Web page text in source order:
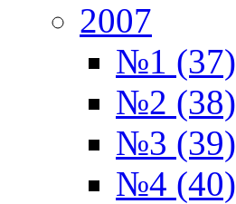
2007
№1 (37)
№2 (38)
№3 (39)
№4 (40)